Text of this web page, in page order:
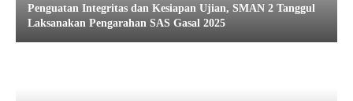
Penguatan Integritas dan Kesiapan Ujian, SMAN 2 Tanggul
Laksanakan Pengarahan SAS Gasal 2025